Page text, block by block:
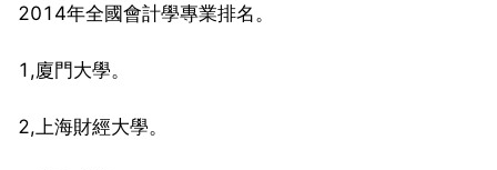
2014年全國會計學專業排名。
1,廈門大學。
2,上海財經大學。